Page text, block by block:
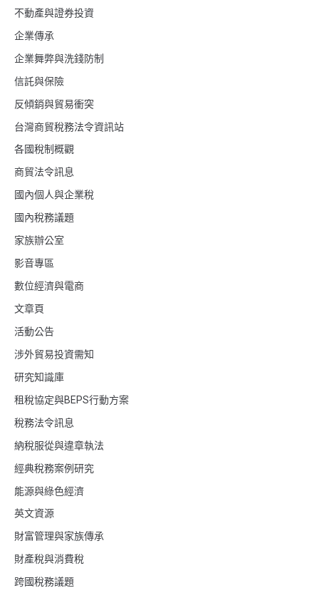
不動產與證券投資
企業傳承
企業舞弊與洗錢防制
信託與保險
反傾銷與貿易衝突
台灣商貿稅務法令資訊站
各國稅制概觀
商貿法令訊息
國內個人與企業稅
國內稅務議題
家族辦公室
影音專區
數位經濟與電商
文章頁
活動公告
涉外貿易投資需知
研究知識庫
租稅協定與BEPS行動方案
稅務法令訊息
納稅服從與違章執法
經典稅務案例研究
能源與綠色經濟
英文資源
財富管理與家族傳承
財產稅與消費稅
跨國稅務議題